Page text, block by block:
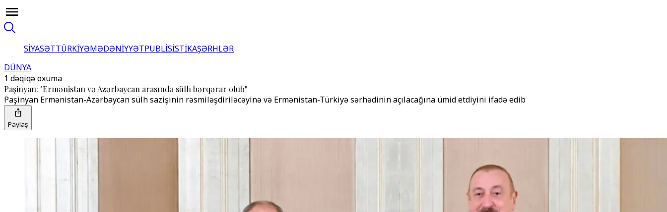
SİYASƏTTÜRKİYƏMƏDƏNİYYƏTPUBLİSİSTİKAŞƏRHLƏR
DÜNYA
1 dəqiqə oxuma
Paşinyan: "Ermənistan və Azərbaycan arasında sülh bərqərar olub"
Paşinyan Ermənistan-Azərbaycan sülh sazişinin rəsmiləşdiriləcəyinə və Ermənistan-Türkiyə sərhədinin açılacağına ümid etdiyini ifadə edib
Paylaş